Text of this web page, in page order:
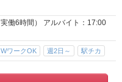
働6時間） アルバイト：17:00
WワークOK 週2日～ 駅チカ